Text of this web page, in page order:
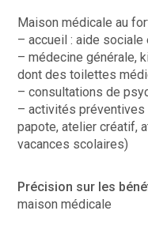
Maison médicale au
– accueil : aide
– médecine générale,
dont des toilettes
– consultations de
– activités préventives
papote, atelier créatif,
vacances scolaires)
Précision sur les
maison médicale